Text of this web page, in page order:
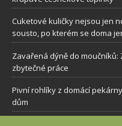
Cuketové kuličky nejsou jen
sousto, po kterém se doma
Zavařená dýně do
zbytečné práce
Pivní rohlíky z domácí
dům